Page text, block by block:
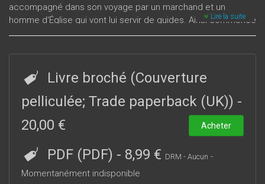
accompagné dans son voyage par un marchand et un
homme d'Église qui vont lui servir de guides. Ainsi commence
le récitLa Steppe de Tchekhovqui emporte le lecteur à
désir et la passion, l'amour et les chagrins. L'écriture
minimaliste et poétique de Tchekhov transporte le lecteur à
travers les grands espaces de la steppe où rodent
d’étranges personnages : une princesse polonaise
envoûtante, des aubergistes juifs qui apparaissent comme
des témoins vivants des temps bibliques, un chasseur trop
amoureux pour pouvoir dormir, des bandits et des preux
chevaliers.
La Steppepeut se lire comme un récit d’initiation
ou comme un livre d’aventures. C’est aussi une œuvre
Lire la suite
Livre broché (Couverture
pelliculée; Trade paperback (UK)) -
20,00 €
Acheter
PDF (PDF) - 8,99 € DRM - Aucun -
Momentanément indisponible